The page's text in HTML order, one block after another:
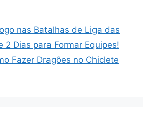
nas Batalhas de Liga das
2 Dias para Formar Equipes!
Fazer Dragões no Chiclete